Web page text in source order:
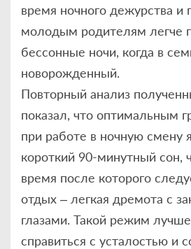
время ночного дежурства и
молодым родителям легче
бессонные ночи, когда в
новорожденный.
Повторный анализ
показал, что оптимальным
при работе в ночную смену
короткий 90-минутный сон,
время после которого
отдых – легкая дремота с
глазами. Такой режим
справиться с усталостью и